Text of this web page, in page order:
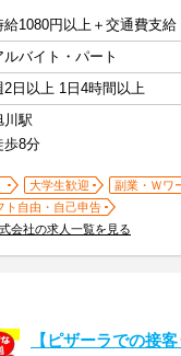
給1080円以上＋交通費支給
ルバイト・パート
2日以上 1日4時間以上
川駅
歩8分
大学生歓迎
副業・Ｗワ
ト自由・自己申告
会社の求人一覧を見る
【ピザーラでの接